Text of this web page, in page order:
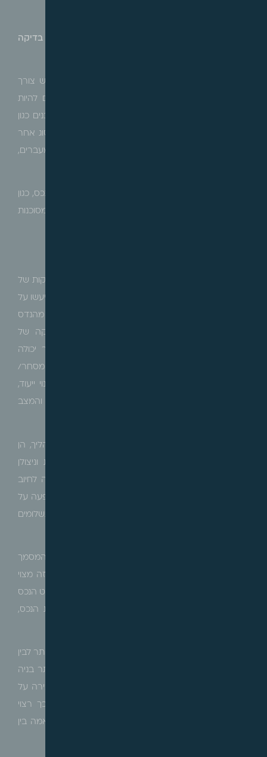
בד בבד עם הבדיקה המשפטית של הנכס יש לבצע בדיקה
נושא זה רלוונטי בעיקר לדירות/נכסים מסחריים בהם יש צורך
לבדוק את מצב התשתיות ומערכות הנכס ובהן עלולים להיות
בעיות ניקוז, רטיבות, תשתית לקויות, שינויים מבניים מסוכנים כגון
הסרת קיר תומך וכו', אך תקף גם במגרשים ונכסים מסוג אחר
שבהם נדרש לבדוק את הקרקע, את דרכי הגישה, מעברים,
כמו כן מומלץ לבדוק שאין מטרדים בסביבה הקרובה לנכס, כגון
מוקדים לשידור סלולארי או אנטנות סלולאריות, תשתיות מסוכנות
בטרם חתימה על הסכם רכישה, חשוב ביותר לבצע בדיקות של
המצב התכנוני של הנכס וסביבתו. בדיקות תכנוניות רצוי שיעשו על
ידי עורך דין הבקיא בדיני התכנון והבניה, בשילוב שמאי או מהנדס
במקרים מסוימים. כחלק מבדיקות אלו נערכת בדיקה של
התוכניות החלות ו/או המתוכננות על המקרקעין, אשר יכולה
ללמד על היעודים המותרים בנכס ובסביבתו (מגורים/ מסחר/
משרדים/ תעשיה/ חקלאי וכו'), ללמד על היתכנות לשינוי ייעוד,
הפקעות וכו' ובהתאם לכך להזהיר את הרוכש במקרה והמצב
כמו כן, ניתן ללמוד על תוכניות מופקדות שנמצאות בתהליך, הן
מבחינת השימושים והן מבחינת זכויות בנייה אפשריות וניצולן
המשפיעות על בנייה עתידית. כן נדרש לקבל אינדיקציה לחיוב
קיים או צפוי בהיטל השבחה, כשלהיטל השבחה יש השפעה על
מחירה של העסקה, ולעיתים אף יידרש קביעת מנגנוני תשלומים
בנכסים בנויים יש לבחון גם את היתר הבניה, המהווה את המסמך
הרשמי שבהתאם לו אמור היה להיבנות הנכס. מסמך זה מצוי
בתיק המידע של הנכס בוועדה המקומית, ובו מסומן תשריט הנכס
וקבועים גם השימושים המותרים בנכס, היקפם, גבולות הנכס,
טרם חתימה על הסכם רכישה יש להשוות בין הקבוע בהיתר לבין
המצב הנכס בפועל, ולוודא כי הנכס נבנה בהתאם להיתר בניה
ואינו חורג ממנו, שכן חריגה מההיתר עלולה לעלות כעבירה על
חוק התכנון והבניה על כל ההשלכות הנובעות מכך. כך רצוי
לעשות גם בתיק הבית המשותף, ולוודא קיומה של התאמה בין